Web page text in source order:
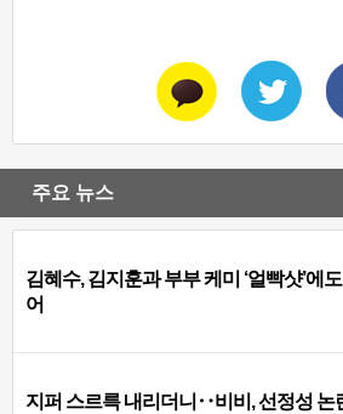
주요 뉴스
김혜수, 김지훈과 부부 케미 ‘얼빡샷’에
어
지퍼 스르륵 내리더니‥비비, 선정성 논